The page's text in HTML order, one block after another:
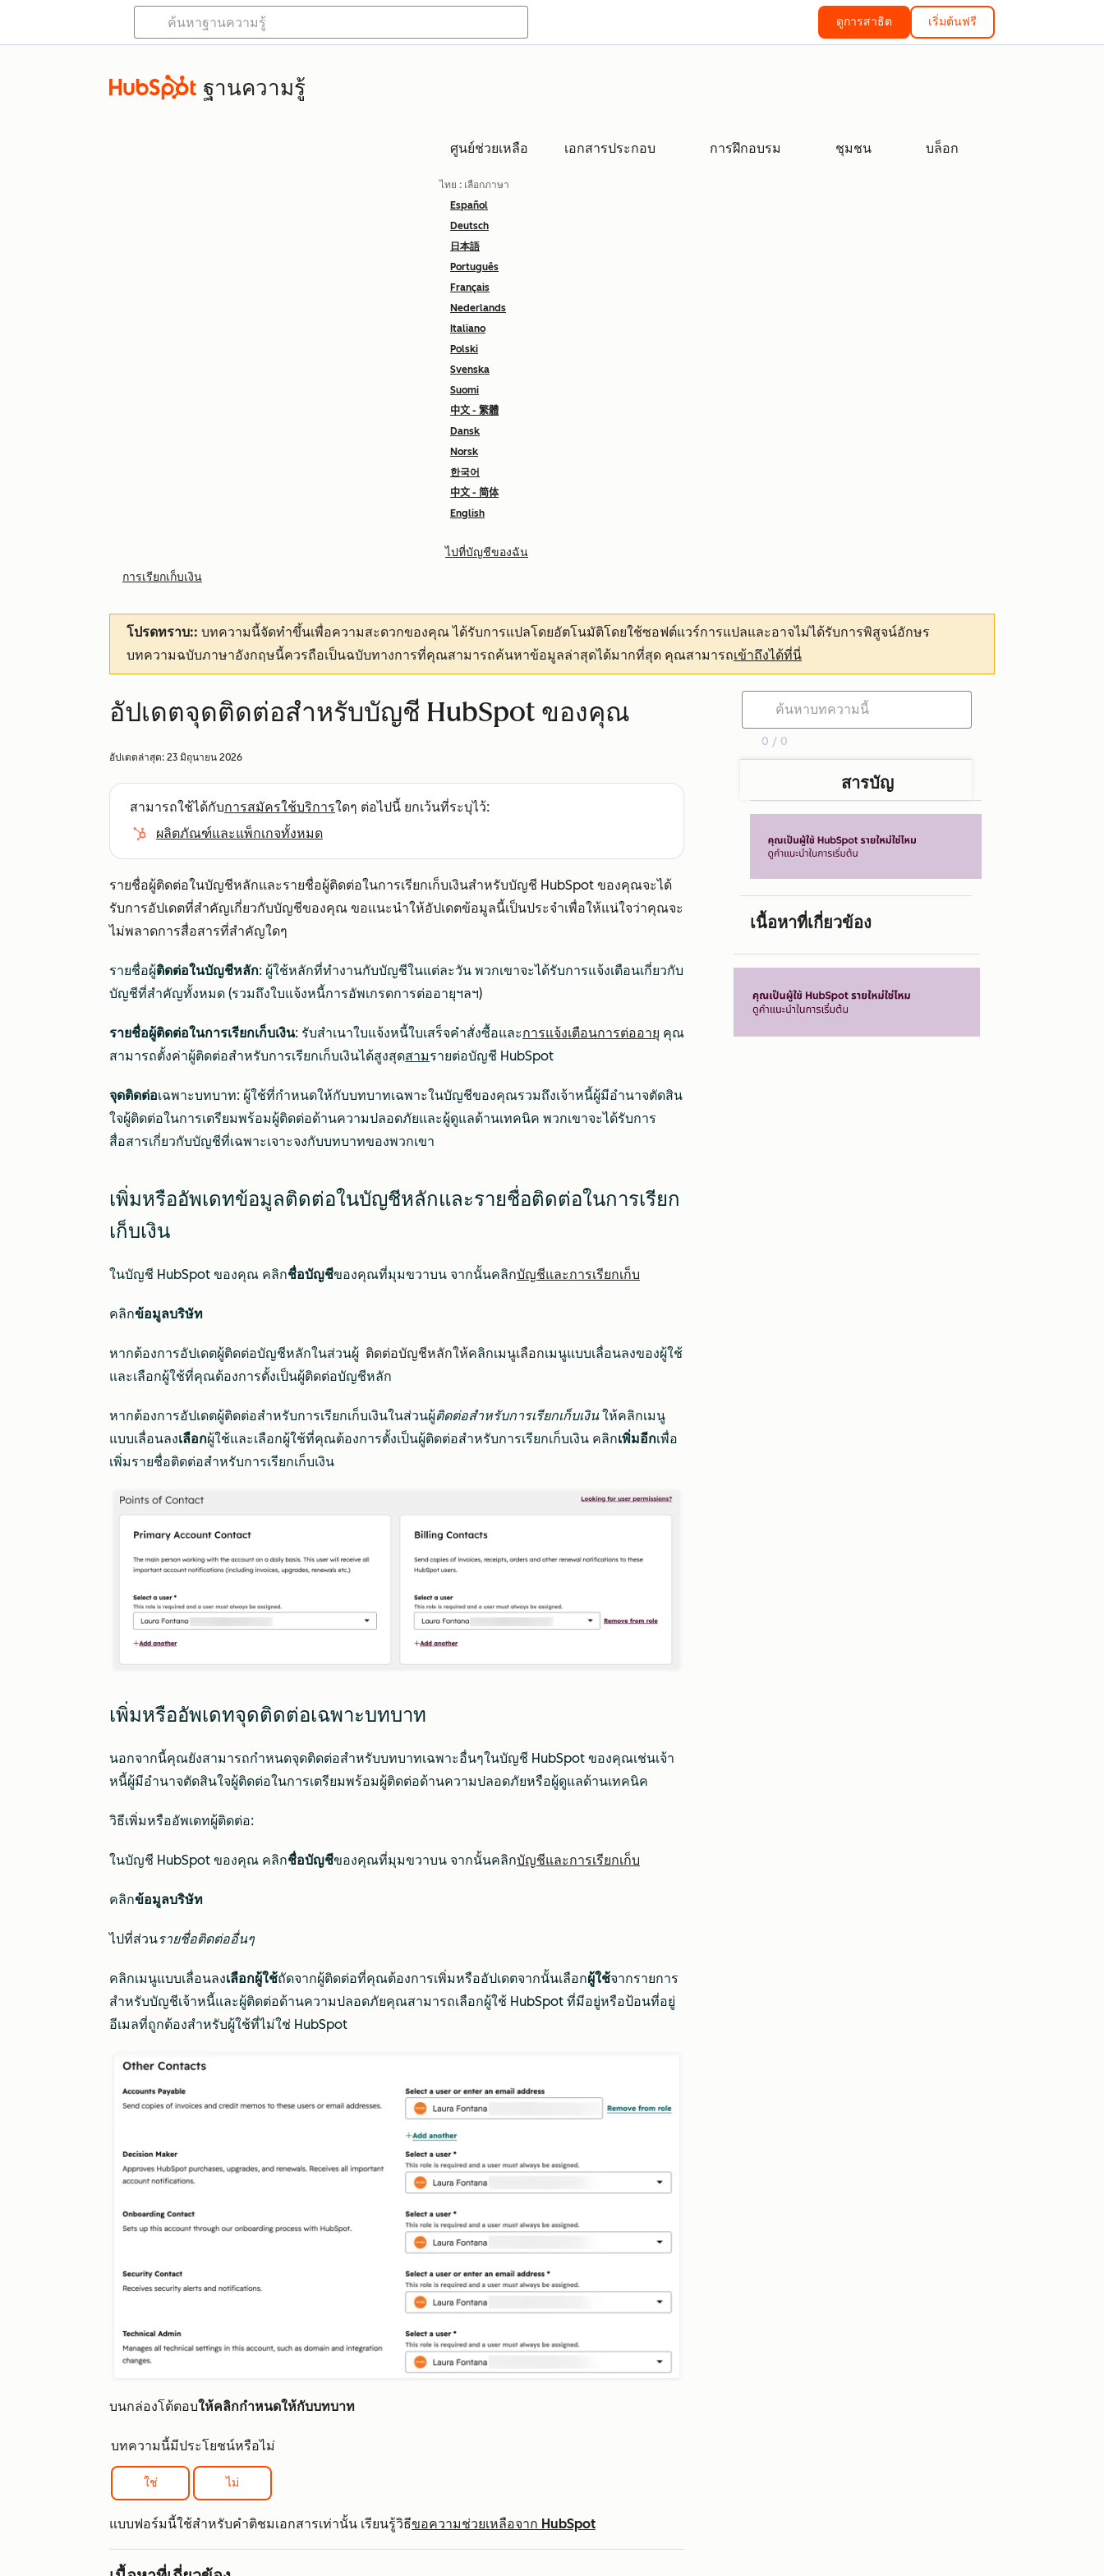
ดูการสาธิต เริ่มต้นฟรี
ฐานความรู้
ศูนย์ช่วยเหลือ เอกสารประกอบ การฝึกอบรม ชุมชน บล็อก
ไทย : เลือกภาษา
Español
Deutsch
日本語
Português
Français
Nederlands
Italiano
Polski
Svenska
Suomi
中文 - 繁體
Dansk
Norsk
한국어
中文 - 简体
English
ไปที่บัญชีของฉัน
การเรียกเก็บเงิน
โปรดทราบ:: บทความนี้จัดทำขึ้นเพื่อความสะดวกของคุณได้รับการแปลโดยอัตโนมัติโดยใช้ซอฟต์แวร์การแปลและอาจไม่ได้รับการพิสูจน์อักษร
บทความฉบับภาษาอังกฤษนี้ควรถือเป็นฉบับทางการที่คุณสามารถค้นหาข้อมูลล่าสุดได้มากที่สุด คุณสามารถเข้าถึงได้ที่นี่
อัปเดตจุดติดต่อสำหรับบัญชี HubSpot ของคุณ
อัปเดตล่าสุด: 23 มิถุนายน 2026
สามารถใช้ได้กับการสมัครใช้บริการใดๆ ต่อไปนี้ ยกเว้นที่ระบุไว้:
ผลิตภัณฑ์และแพ็กเกจทั้งหมด
รายชื่อผู้ติดต่อในบัญชีหลักและรายชื่อผู้ติดต่อในการเรียกเก็บเงินสำหรับบัญชี HubSpot ของคุณจะได้
รับการอัปเดตที่สำคัญเกี่ยวกับบัญชีของคุณ ขอแนะนำให้อัปเดตข้อมูลนี้เป็นประจำเพื่อให้แน่ใจว่าคุณจะ
ไม่พลาดการสื่อสารที่สำคัญใดๆ
รายชื่อผู้ติดต่อในบัญชีหลัก: ผู้ใช้หลักที่ทำงานกับบัญชีในแต่ละวัน พวกเขาจะได้รับการแจ้งเตือนเกี่ยวกับ
บัญชีที่สำคัญทั้งหมด (รวมถึงใบแจ้งหนี้การอัพเกรดการต่ออายุฯลฯ)
รายชื่อผู้ติดต่อในการเรียกเก็บเงิน: รับสำเนาใบแจ้งหนี้ใบเสร็จคำสั่งซื้อและการแจ้งเตือนการต่ออายุ คุณ
สามารถตั้งค่าผู้ติดต่อสำหรับการเรียกเก็บเงินได้สูงสุดสามรายต่อบัญชี HubSpot
จุดติดต่อเฉพาะบทบาท: ผู้ใช้ที่กำหนดให้กับบทบาทเฉพาะในบัญชีของคุณรวมถึงเจ้าหนี้ผู้มีอำนาจตัดสิน
ใจผู้ติดต่อในการเตรียมพร้อมผู้ติดต่อด้านความปลอดภัยและผู้ดูแลด้านเทคนิค พวกเขาจะได้รับการ
สื่อสารเกี่ยวกับบัญชีที่เฉพาะเจาะจงกับบทบาทของพวกเขา
เพิ่มหรืออัพเดทข้อมูลติดต่อในบัญชีหลักและรายชื่อติดต่อในการเรียก
เก็บเงิน
ในบัญชี HubSpot ของคุณ คลิกชื่อบัญชีของคุณที่มุมขวาบน จากนั้นคลิกบัญชีและการเรียกเก็บ
คลิกข้อมูลบริษัท
หากต้องการอัปเดตผู้ติดต่อบัญชีหลักในส่วนผู้ ติดต่อบัญชีหลักให้คลิกเมนูเลือกเมนูแบบเลื่อนลงของผู้ใช้
และเลือกผู้ใช้ที่คุณต้องการตั้งเป็นผู้ติดต่อบัญชีหลัก
หากต้องการอัปเดตผู้ติดต่อสำหรับการเรียกเก็บเงินในส่วนผู้ติดต่อสำหรับการเรียกเก็บเงิน ให้คลิกเมนู
แบบเลื่อนลงเลือกผู้ใช้และเลือกผู้ใช้ที่คุณต้องการตั้งเป็นผู้ติดต่อสำหรับการเรียกเก็บเงิน คลิกเพิ่มอีกเพื่อ
เพิ่มรายชื่อติดต่อสำหรับการเรียกเก็บเงิน
เพิ่มหรืออัพเดทจุดติดต่อเฉพาะบทบาท
นอกจากนี้คุณยังสามารถกำหนดจุดติดต่อสำหรับบทบาทเฉพาะอื่นๆในบัญชี HubSpot ของคุณเช่นเจ้า
หนี้ผู้มีอำนาจตัดสินใจผู้ติดต่อในการเตรียมพร้อมผู้ติดต่อด้านความปลอดภัยหรือผู้ดูแลด้านเทคนิค
วิธีเพิ่มหรืออัพเดทผู้ติดต่อ:
ในบัญชี HubSpot ของคุณ คลิกชื่อบัญชีของคุณที่มุมขวาบน จากนั้นคลิกบัญชีและการเรียกเก็บ
คลิกข้อมูลบริษัท
ไปที่ส่วนรายชื่อติดต่ออื่นๆ
คลิกเมนูแบบเลื่อนลงเลือกผู้ใช้ถัดจากผู้ติดต่อที่คุณต้องการเพิ่มหรืออัปเดตจากนั้นเลือกผู้ใช้จากรายการ
สำหรับบัญชีเจ้าหนี้และผู้ติดต่อด้านความปลอดภัยคุณสามารถเลือกผู้ใช้ HubSpot ที่มีอยู่หรือป้อนที่อยู่
อีเมลที่ถูกต้องสำหรับผู้ใช้ที่ไม่ใช่ HubSpot
บนกล่องโต้ตอบให้คลิกกำหนดให้กับบทบาท
บทความนี้มีประโยชน์หรือไม่
ใช่ ไม่
แบบฟอร์มนี้ใช้สำหรับคำติชมเอกสารเท่านั้น เรียนรู้วิธีขอความช่วยเหลือจาก HubSpot
0 / 0
สารบัญ
เนื้อหาที่เกี่ยวข้อง